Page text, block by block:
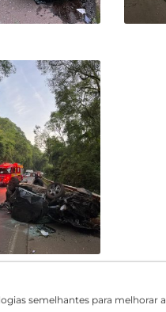
semelhantes para melhorar a